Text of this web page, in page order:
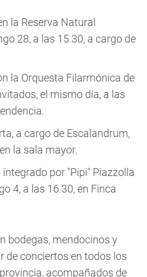
la Reserva Natural
28, a las 15.30, a cargo de
la Orquesta Filarmónica de
el mismo día, a las
a cargo de Escalandrum,
la sala mayor.
integrado por "Pipi" Piazzolla
4, a las 16.30, en Finca
bodegas, mendocinos y
conciertos en todos los
acompañados de